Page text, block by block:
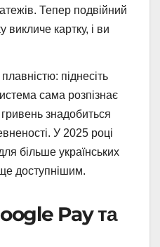
Тепер подвійний
викличе картку, і ви
піднесіть
сама розпізнає
знадобиться
У 2025 році
більше українських
доступнішим.
Pay та